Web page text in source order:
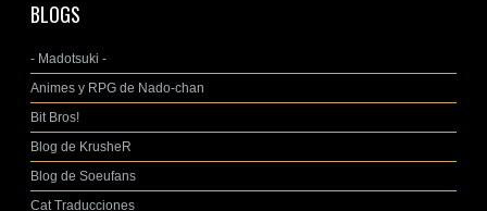
BLOGS
- Madotsuki -
Animes y RPG de Nado-chan
Bit Bros!
Blog de KrusheR
Blog de Soeufans
Cat Traducciones